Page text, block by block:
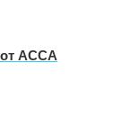
от АССА